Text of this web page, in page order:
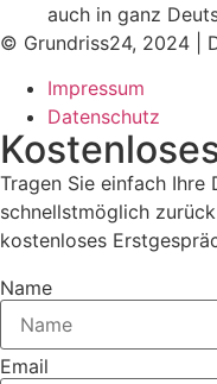
auch in ganz
© Grundriss24, 2024 |
Impressum
Datenschutz
Tragen Sie einfach Ihre
schnellstmöglich
kostenloses
Name
Email